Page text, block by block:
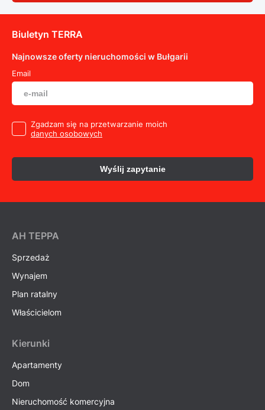
Biuletyn TERRA
Najnowsze oferty nieruchomości w Bułgarii
Email
Zgadzam się na przetwarzanie moich
danych osobowych
Wyślij zapytanie
AH ТEPPA
Sprzedaż
Wynajem
Plan ratalny
Właścicielom
Kierunki
Apartamenty
Dom
Nieruchomość komercyjna